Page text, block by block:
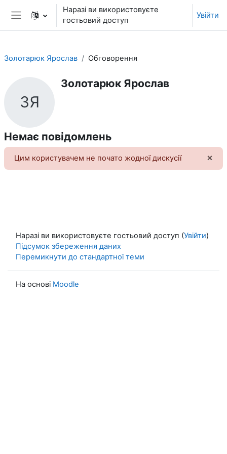
Перейти до головного вмісту
Бокова панель
Наразі ви використовуєте
гостьовий доступ
Увійти
Золотарюк Ярослав Обговорення
ЗЯ
Золотарюк Ярослав
Немає повідомлень
Цим користувачем не почато жодної дискусії ×
Наразі ви використовуєте гостьовий доступ (Увійти)
Підсумок збереження даних
Перемикнути до стандартної теми
На основі Moodle